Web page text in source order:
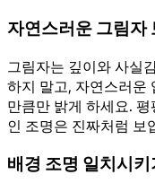
자연스러운 그림자
그림자는 깊이와 사실
하지 말고, 자연스러운
만큼만 밝게 하세요.
인 조명은 진짜처럼 보
배경 조명 일치시키